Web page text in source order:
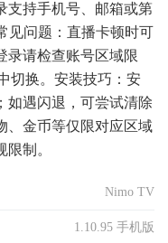
支持手机号、邮箱或第
见问题：直播卡顿时可
录请检查账号区域限
切换。安装技巧：安
如遇闪退，可尝试清除
、金币等仅限对应区域
制。
Nimo TV
1.10.95 手机版